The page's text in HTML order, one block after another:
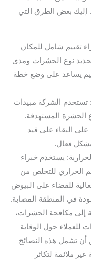
بعض الطرق التي
تقييم شامل للمكان
نوع الحشرات ومدى
يساعد على وضع خطة
تستخدم الشركة مبيدات
الحشرة المستهدفة.
البقاء على قيد
بشكل فعال.
يستخدم خبراء
الحراري للتخلص من
للقضاء على البيوض
في المنطقة المصابة.
إلى مكافحة الحشرات،
للعملاء حول الوقاية
تشمل هذه النصائح
غير ملائمة لتكاثر